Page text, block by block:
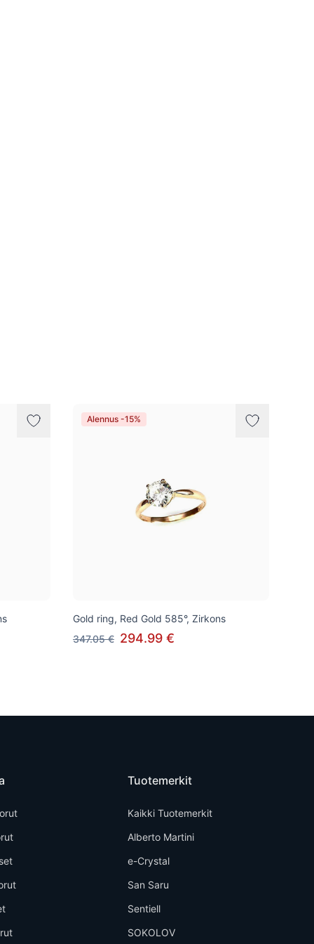
Alennus -15%
Gold ring, Red Gold 585°, Zirkons
347.05 € 294.99 €
Tuotemerkit
Kaikki Tuotemerkit
Alberto Martini
e-Crystal
San Saru
Sentiell
SOKOLOV